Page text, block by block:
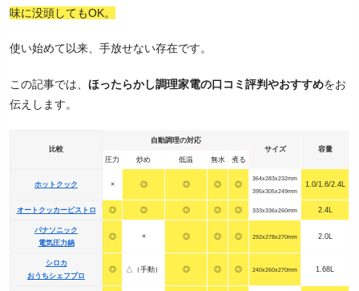
味に没頭してもOK。
使い始めて以来、手放せない存在です。
この記事では、 ほったらかし調理家電の口コミ評判やおすすめをお
伝えします。
比較
自動調理の対応
サイズ
容量
圧力
炒め 低温 無水 煮る
ホットクック × ◎ ◎ ◎ ◎
364x283x232mm
395x305x249mm
1.0/1.6/2.4L
オートクッカービストロ ◎ ◎ ◎ ◎ ◎ 333x336x260mm 2.4L
パナソニック
電気圧力鍋
◎ × ◎ ◎ ◎ 292x278x270mm 2.0L
シロカ
おうちシェフプロ
◎ △（手動） ◎ ◎ ◎ 240x260x270mm 1.68L